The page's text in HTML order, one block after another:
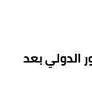
الدولي بعد